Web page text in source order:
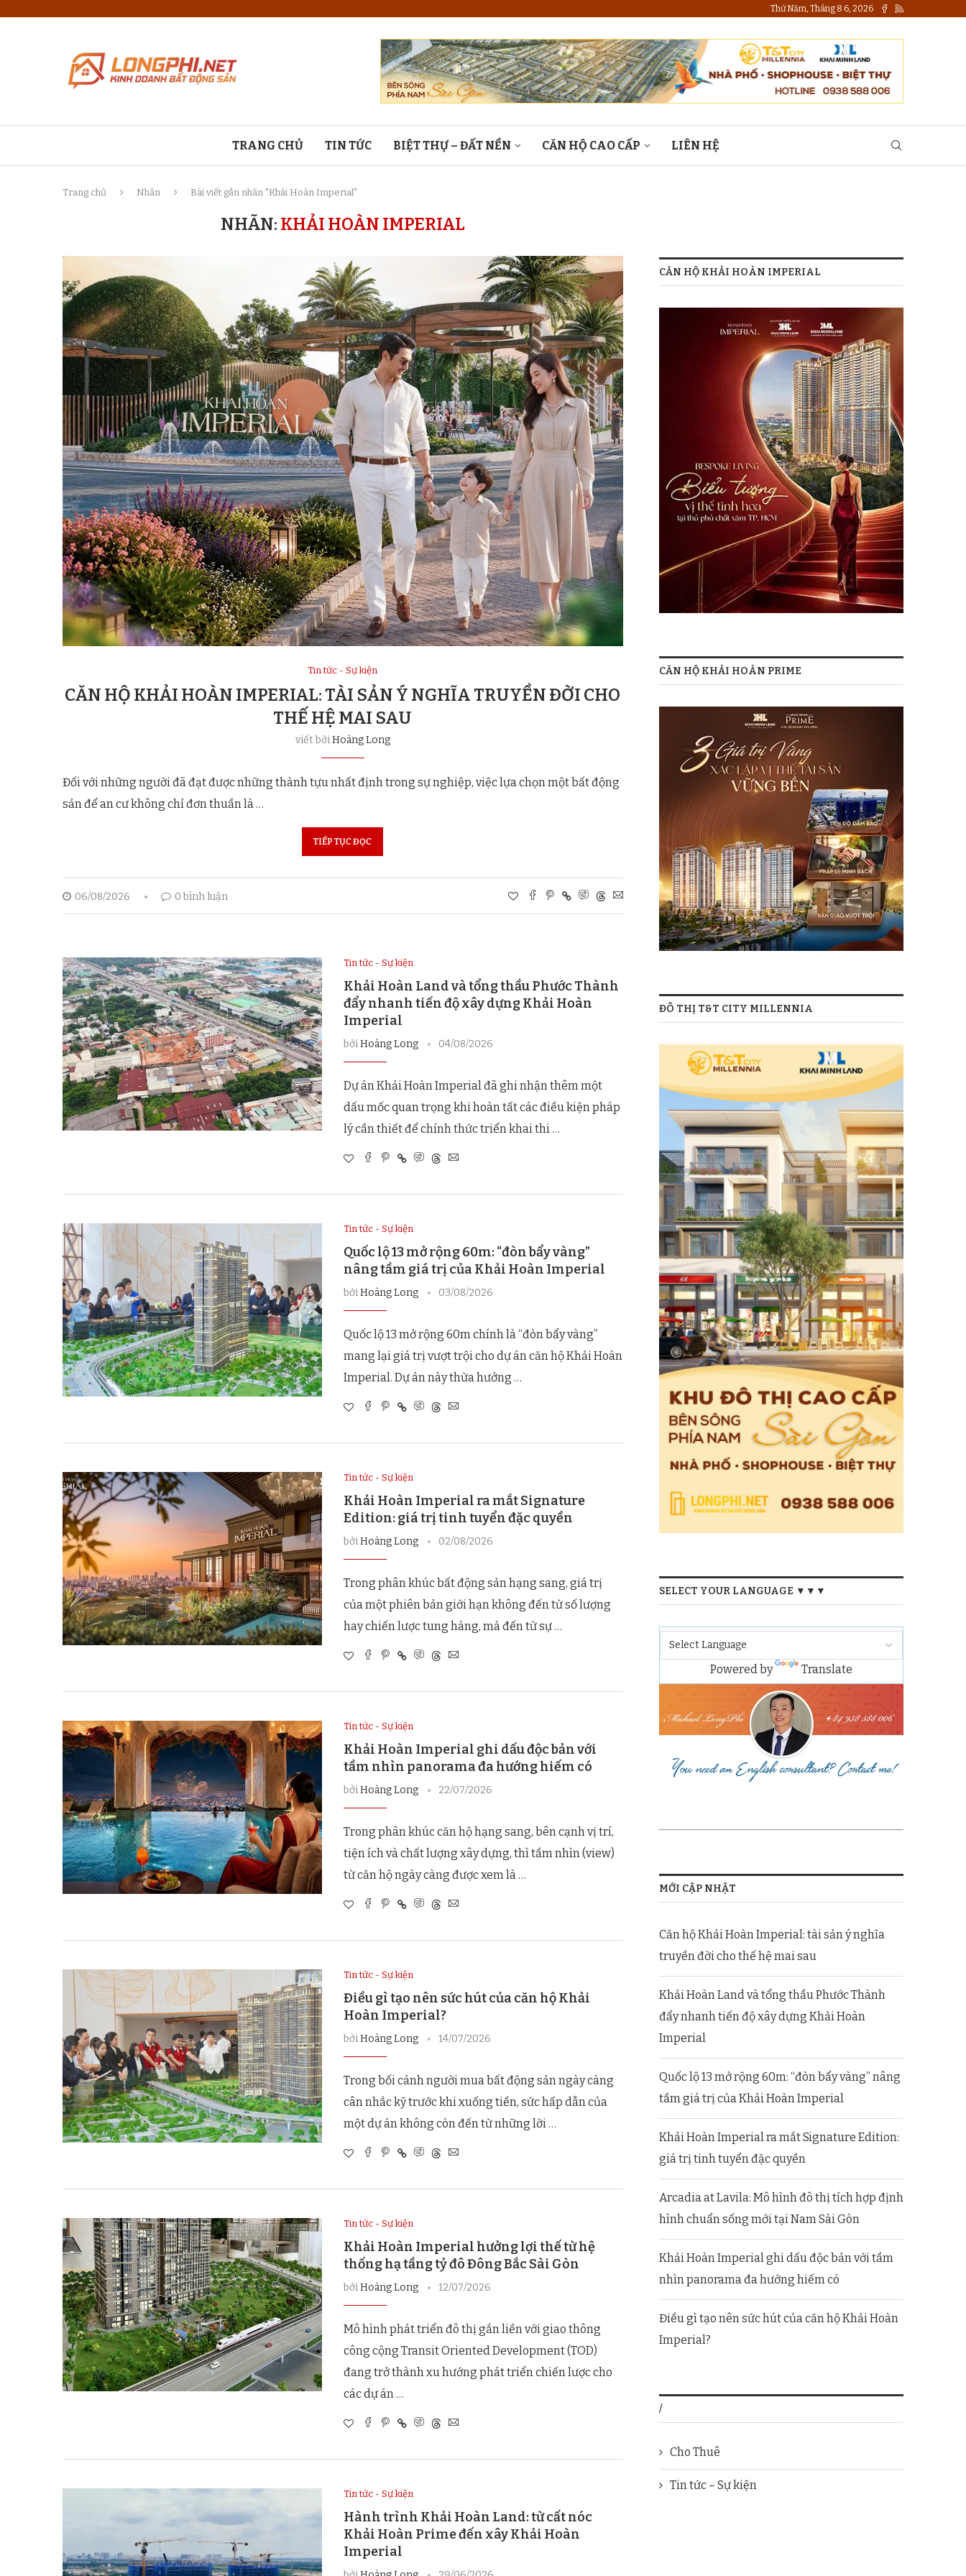
Thứ Năm, Tháng 8 6, 2026
TRANG CHỦ TIN TỨC BIỆT THỰ – ĐẤT NỀN CĂN HỘ CAO CẤP LIÊN HỆ
Trang chủ Nhãn Bài viết gắn nhãn "Khải Hoàn Imperial"
NHÃN: KHẢI HOÀN IMPERIAL
Tin tức - Sự kiện
CĂN HỘ KHẢI HOÀN IMPERIAL: TÀI SẢN Ý NGHĨA TRUYỀN ĐỜI CHO
THẾ HỆ MAI SAU
viết bởiHoàng Long
Đối với những người đã đạt được những thành tựu nhất định trong sự nghiệp, việc lựa chọn một bất động
sản để an cư không chỉ đơn thuần là …
TIẾP TỤC ĐỌC
06/08/2026 0 bình luận
Tin tức - Sự kiện
Khải Hoàn Land và tổng thầu Phước Thành
đẩy nhanh tiến độ xây dựng Khải Hoàn
Imperial
bởiHoàng Long 04/08/2026
Dự án Khải Hoàn Imperial đã ghi nhận thêm một
dấu mốc quan trọng khi hoàn tất các điều kiện pháp
lý cần thiết để chính thức triển khai thi …
Tin tức - Sự kiện
Quốc lộ 13 mở rộng 60m: “đòn bẩy vàng”
nâng tầm giá trị của Khải Hoàn Imperial
bởiHoàng Long 03/08/2026
Quốc lộ 13 mở rộng 60m chính là “đòn bẩy vàng”
mang lại giá trị vượt trội cho dự án căn hộ Khải Hoàn
Imperial. Dự án này thừa hưởng …
Tin tức - Sự kiện
Khải Hoàn Imperial ra mắt Signature
Edition: giá trị tinh tuyển đặc quyền
bởiHoàng Long 02/08/2026
Trong phân khúc bất động sản hạng sang, giá trị
của một phiên bản giới hạn không đến từ số lượng
hay chiến lược tung hàng, mà đến từ sự …
Tin tức - Sự kiện
Khải Hoàn Imperial ghi dấu độc bản với
tầm nhìn panorama đa hướng hiếm có
bởiHoàng Long 22/07/2026
Trong phân khúc căn hộ hạng sang, bên cạnh vị trí,
tiện ích và chất lượng xây dựng, thì tầm nhìn (view)
từ căn hộ ngày càng được xem là …
Tin tức - Sự kiện
Điều gì tạo nên sức hút của căn hộ Khải
Hoàn Imperial?
bởiHoàng Long 14/07/2026
Trong bối cảnh người mua bất động sản ngày càng
cân nhắc kỹ trước khi xuống tiền, sức hấp dẫn của
một dự án không còn đến từ những lời …
Tin tức - Sự kiện
Khải Hoàn Imperial hưởng lợi thế từ hệ
thống hạ tầng tỷ đô Đông Bắc Sài Gòn
bởiHoàng Long 12/07/2026
Mô hình phát triển đô thị gắn liền với giao thông
công cộng Transit Oriented Development (TOD)
đang trở thành xu hướng phát triển chiến lược cho
các dự án …
Tin tức - Sự kiện
Hành trình Khải Hoàn Land: từ cất nóc
Khải Hoàn Prime đến xây Khải Hoàn
Imperial
CĂN HỘ KHẢI HOÀN IMPERIAL
CĂN HỘ KHẢI HOÀN PRIME
ĐÔ THỊ T&T CITY MILLENNIA
SELECT YOUR LANGUAGE ▼▼▼
Powered by Translate
MỚI CẬP NHẬT
Căn hộ Khải Hoàn Imperial: tài sản ý nghĩa
truyền đời cho thế hệ mai sau
Khải Hoàn Land và tổng thầu Phước Thành
đẩy nhanh tiến độ xây dựng Khải Hoàn
Imperial
Quốc lộ 13 mở rộng 60m: “đòn bẩy vàng” nâng
tầm giá trị của Khải Hoàn Imperial
Khải Hoàn Imperial ra mắt Signature Edition:
giá trị tinh tuyển đặc quyền
Arcadia at Lavila: Mô hình đô thị tích hợp định
hình chuẩn sống mới tại Nam Sài Gòn
Khải Hoàn Imperial ghi dấu độc bản với tầm
nhìn panorama đa hướng hiếm có
Điều gì tạo nên sức hút của căn hộ Khải Hoàn
Imperial?
/
Cho Thuê
Tin tức – Sự kiện